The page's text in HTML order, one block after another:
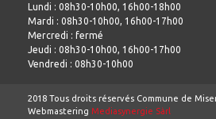
Lundi : 08h30-10h00, 16h00-18h00
Mardi : 08h30-10h00, 16h00-17h00
Mercredi : fermé
Jeudi : 08h30-10h00, 16h00-17h00
Vendredi : 08h30-10h00
2018 Tous droits réservés Commune de
Webmastering Mediasynergie Sàrl